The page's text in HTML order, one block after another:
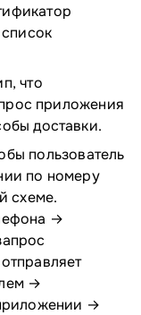
что
приложения
доставки.
пользователь
по номеру
схеме.
→
→
→